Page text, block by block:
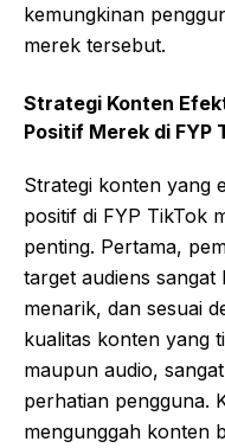
kemungkinan
merek tersebut.
Strategi Konten
Positif Merek di FYP
Strategi konten yang
positif di FYP TikTok
penting. Pertama,
target audiens
menarik, dan sesuai
kualitas konten yang
maupun audio,
perhatian pengguna.
mengunggah konten